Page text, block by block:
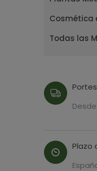
Cosmética
Todas las
Plazo